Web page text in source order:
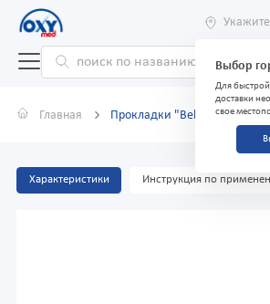
Выбор
Для
доставки
свое
Главная Прокладки "Bella Classic
Характеристики Инструкция по